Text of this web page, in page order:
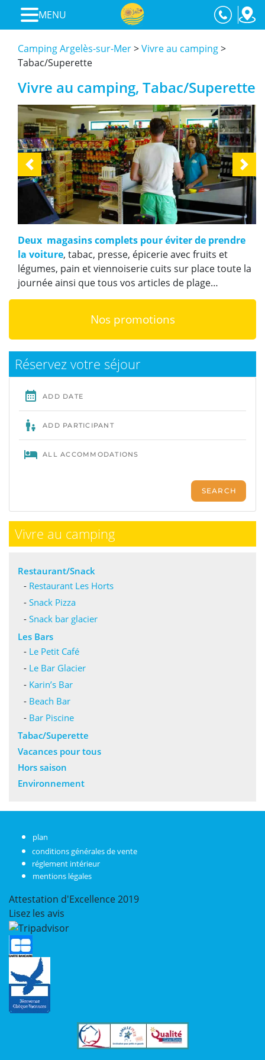
MENU
Camping Argelès-sur-Mer>Vivre au camping>
Tabac/Superette
Vivre au camping, Tabac/Superette
Previous Next
Deux magasins complets pour éviter de prendre
la voiture, tabac, presse, épicerie avec fruits et
légumes, pain et viennoiserie cuits sur place toute la
journée ainsi que tous vos articles de plage…
Nos promotions
Réservez votre séjour
Vivre au camping
Restaurant/Snack
- Restaurant Les Horts
- Snack Pizza
- Snack bar glacier
Les Bars
- Le Petit Café
- Le Bar Glacier
- Karin’s Bar
- Beach Bar
- Bar Piscine
Tabac/Superette
Vacances pour tous
Hors saison
Environnement
plan
conditions générales de vente
réglement intérieur
mentions légales
Attestation d'Excellence2019
Lisez les avis